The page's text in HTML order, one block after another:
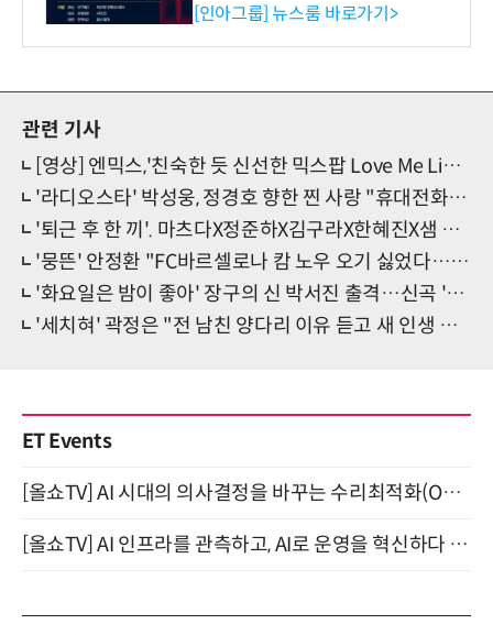
시 세미나 페어 개최
[인아그룹] 뉴스룸 바로가기>
관련 기사
[영상] 엔믹스,'친숙한 듯 신선한 믹스팝 Love Me Like This'
'라디오스타' 박성웅, 정경호 향한 찐 사랑 "휴대전화에 ○○○라고 저장"
'퇴근 후 한 끼'. 마츠다X정준하X김구라X한혜진X샘 해밍턴, 5인 MC 완전체 공개
'뭉뜬' 안정환 "FC바르셀로나 캄 노우 오기 싫었다…못 뛴 아쉬움에"
'화요일은 밤이 좋아' 장구의 신 박서진 출격…신곡 '춘몽' 무대 대공개
'세치혀' 곽정은 "전 남친 양다리 이유 듣고 새 인생 살게 돼"
ET Events
[올쇼TV] AI 시대의 의사결정을 바꾸는 수리최적화(Optimization) 소개 (8/20 생방송)
[올쇼TV] AI 인프라를 관측하고, AI로 운영을 혁신하다 (8월 11일 생방송)